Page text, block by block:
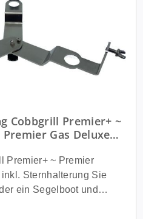
Cobbgrill Premier+ ~
Gas Deluxe
Premier+ ~ Premier
Sternhalterung Sie
ein Segelboot und